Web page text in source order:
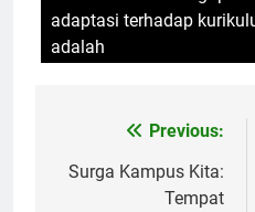
adaptasi terhadap
adalah
navigation
Previous:
Surga Kampus Kita:
Tempat